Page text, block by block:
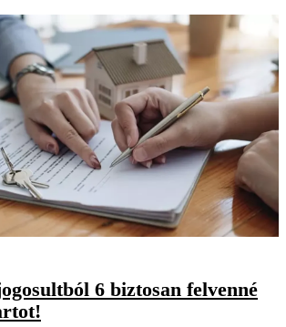
6 biztosan felvenné